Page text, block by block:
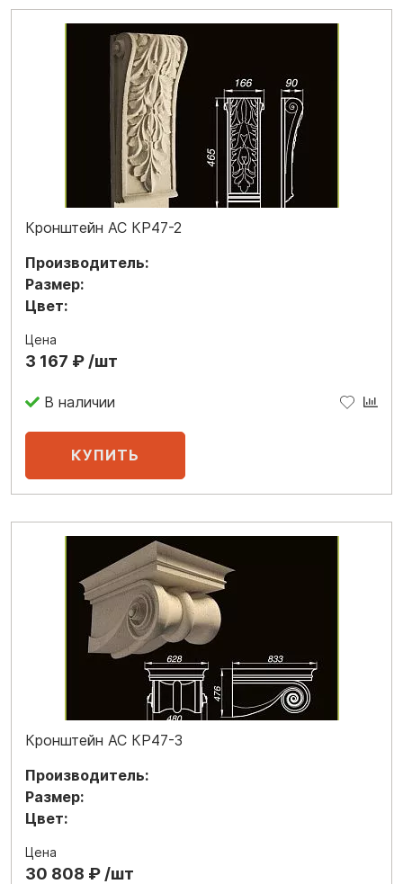
Кронштейн АС КР47-2
Производитель:
Размер:
Цвет:
Цена
3 167 ₽ /шт
В наличии
Кронштейн АС КР47-3
Производитель:
Размер:
Цвет:
Цена
30 808 ₽ /шт